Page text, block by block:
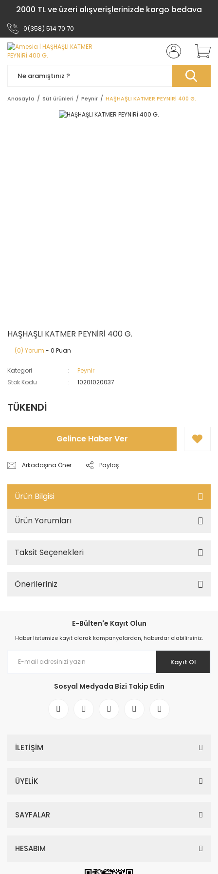
2000 TL ve üzeri alışverişlerinizde kargo bedava
0(358) 514 70 70
Anasayfa Süt ürünleri Peynir HAŞHAŞLI KATMER PEYNİRİ 400 G.
HAŞHAŞLI KATMER PEYNİRİ 400 G.
(0) Yorum - 0 Puan
Kategori
Peynir
Stok Kodu
10201020037
TÜKENDİ
Gelince Haber Ver
Arkadaşına Öner Paylaş
Ürün Bilgisi
Ürün Yorumları
Taksit Seçenekleri
Önerileriniz
E-Bülten'e Kayıt Olun
Haber listemize kayıt olarak kampanyalardan, haberdar olabilirsiniz.
Kayıt Ol
Sosyal Medyada Bizi Takip Edin
İLETİŞİM
ÜYELİK
SAYFALAR
HESABIM